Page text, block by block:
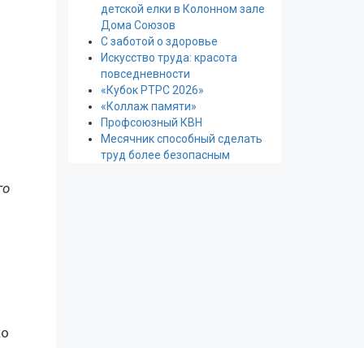
детской елки в Колонном зале
Дома Союзов
С заботой о здоровье
Искусство труда: красота
повседневности
«Кубок РТРС 2026»
«Коллаж памяти»
Профсоюзный КВН
Месячник способный сделать
труд более безопасным